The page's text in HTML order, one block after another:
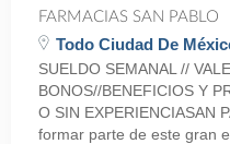
FARMACIAS SAN PABLO
Todo Ciudad De
SUELDO SEMANAL //
BONOS//BENEFICIOS Y
O SIN EXPERIENCIASAN
formar parte de este gran